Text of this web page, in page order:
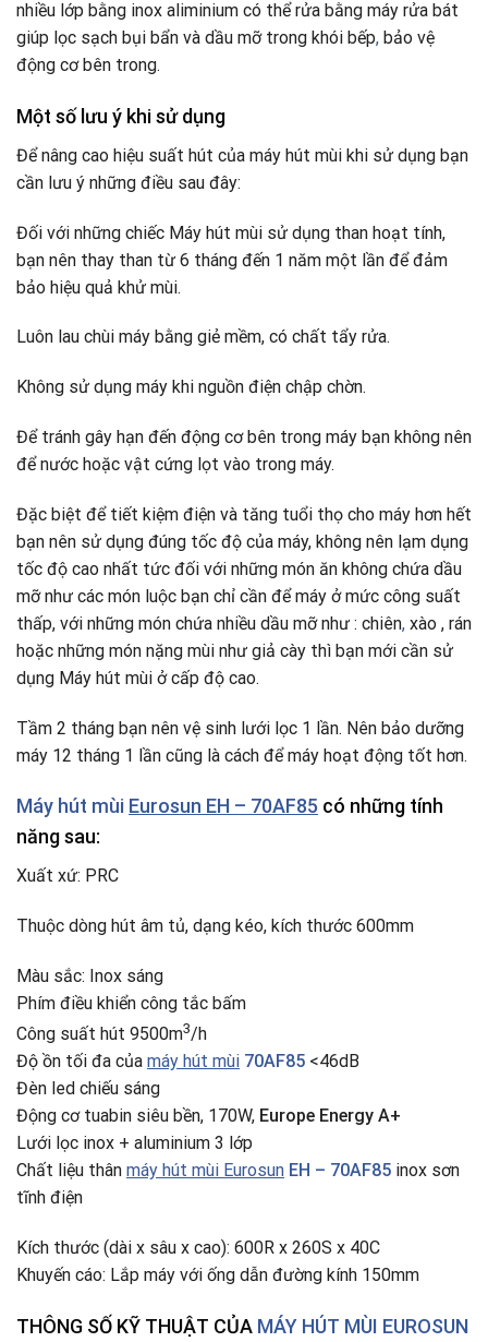
nhiều lớp bằng inox aliminium có thể rửa bằng máy rửa bát
giúp lọc sạch bụi bẩn và dầu mỡ trong khói bếp, bảo vệ
động cơ bên trong.
Một số lưu ý khi sử dụng
Để nâng cao hiệu suất hút của máy hút mùi khi sử dụng bạn
cần lưu ý những điều sau đây:
Đối với những chiếc Máy hút mùi sử dụng than hoạt tính,
bạn nên thay than từ 6 tháng đến 1 năm một lần để đảm
bảo hiệu quả khử mùi.
Luôn lau chùi máy bằng giẻ mềm, có chất tẩy rửa.
Không sử dụng máy khi nguồn điện chập chờn.
Để tránh gây hạn đến động cơ bên trong máy bạn không nên
để nước hoặc vật cứng lọt vào trong máy.
Đặc biệt để tiết kiệm điện và tăng tuổi thọ cho máy hơn hết
bạn nên sử dụng đúng tốc độ của máy, không nên lạm dụng
tốc độ cao nhất tức đối với những món ăn không chứa dầu
mỡ như các món luộc bạn chỉ cần để máy ở mức công suất
thấp, với những món chứa nhiều dầu mỡ như : chiên, xào , rán
hoặc những món nặng mùi như giả cày thì bạn mới cần sử
dụng Máy hút mùi ở cấp độ cao.
Tầm 2 tháng bạn nên vệ sinh lưới lọc 1 lần. Nên bảo dưỡng
máy 12 tháng 1 lần cũng là cách để máy hoạt động tốt hơn.
Máy hút mùi Eurosun EH – 70AF85 có những tính
năng sau:
Xuất xứ: PRC
Thuộc dòng hút âm tủ, dạng kéo, kích thước 600mm
Màu sắc: Inox sáng
Phím điều khiển công tắc bấm
Công suất hút 9500m3/h
Độ ồn tối đa của máy hút mùi 70AF85 <46dB
Đèn led chiếu sáng
Động cơ tuabin siêu bền, 170W, Europe Energy A+
Lưới lọc inox + aluminium 3 lớp
Chất liệu thân máy hút mùi Eurosun EH – 70AF85 inox sơn
tĩnh điện
Kích thước (dài x sâu x cao): 600R x 260S x 40C
Khuyến cáo: Lắp máy với ống dẫn đường kính 150mm
THÔNG SỐ KỸ THUẬT CỦA MÁY HÚT MÙI EUROSUN